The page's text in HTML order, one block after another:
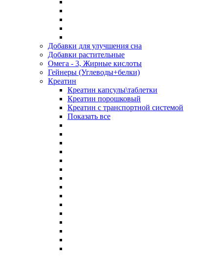
Добавки для улучшения сна
Добавки растительные
Омега - 3, Жирные кислоты
Гейнеры (Углеводы+белки)
Креатин
Креатин капсулы\таблетки
Креатин порошковый
Креатин с транспортной системой
Показать все